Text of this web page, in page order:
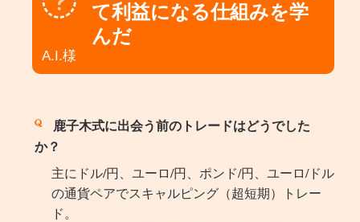
て利益になる仕組みを学
んだ
A.I.様
鹿子木式に出会う前のトレードはどうでした
か？
主にドル/円、ユーロ/円、ポンド/円、ユーロ/ドル
の通貨ペアでスキャルピング（超短期）トレー
ド。